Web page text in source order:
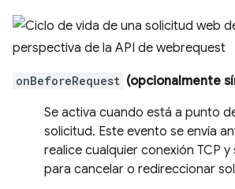
onBeforeRequest (opcionalmente
Se activa cuando está a punto
solicitud. Este evento se envía
realice cualquier conexión TCP
para cancelar o redireccionar